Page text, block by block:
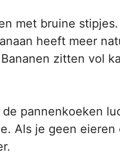
met bruine
heeft meer
zitten vol
pannenkoeken
Als je geen eieren